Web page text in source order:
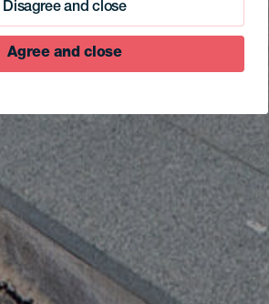
Disagree and close
Agree and close